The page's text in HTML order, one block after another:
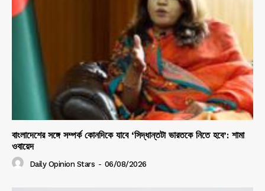
বাংলাদেশের সঙ্গে সম্পর্ক কোনদিকে যাবে ‘সিদ্ধান্তটা ভারতকে নিতে হবে’: শামা
ওবায়েদ
Daily Opinion Stars - 06/08/2026